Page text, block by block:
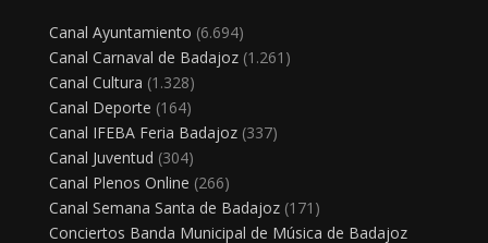
Canal Ayuntamiento (6.694)
Canal Carnaval de Badajoz(1.261)
Canal Cultura (1.328)
Canal Deporte (164)
Canal IFEBA Feria Badajoz(337)
Canal Juventud (304)
Canal Plenos Online (266)
Canal Semana Santa de Badajoz(171)
Conciertos Banda Municipal de Música de Badajoz